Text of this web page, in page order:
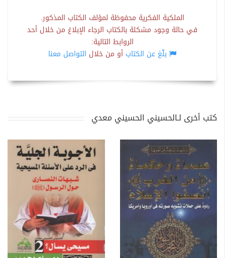
الملكية الفكرية محفوظة لمؤلف الكتاب المذكور.
في حالة وجود مشكلة بالكتاب الرجاء الإبلاغ من خلال أحد
الروابط التالية:
بلّغ عن الكتاب أو من خلال التواصل معنا
كتب أخرى لـالحسيني الحسيني معدي